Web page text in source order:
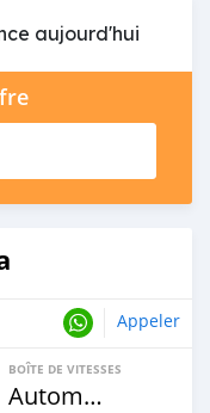
aujourd'hui
Appeler
BOÎTE DE VITESSES
Automatique